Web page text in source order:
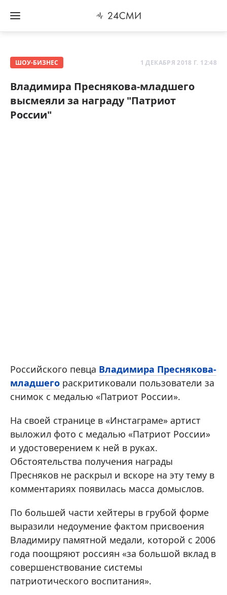
ШОУ-БИЗНЕС 1 ДЕКАБРЯ 2018 Г. 12:48
Владимира Преснякова-младшего
высмеяли за награду "Патриот
России"
Российского певца Владимира Преснякова-
младшего раскритиковали пользователи за
снимок с медалью «Патриот России».
На своей странице в «Инстаграме» артист
выложил фото с медалью «Патриот России»
и удостоверением к ней в руках.
Обстоятельства получения награды
Пресняков не раскрыл и вскоре на эту тему в
комментариях появилась масса домыслов.
По большей части хейтеры в грубой форме
выразили недоумение фактом присвоения
Владимиру памятной медали, которой с 2006
года поощряют россиян «за большой вклад в
совершенствование системы
патриотического воспитания».